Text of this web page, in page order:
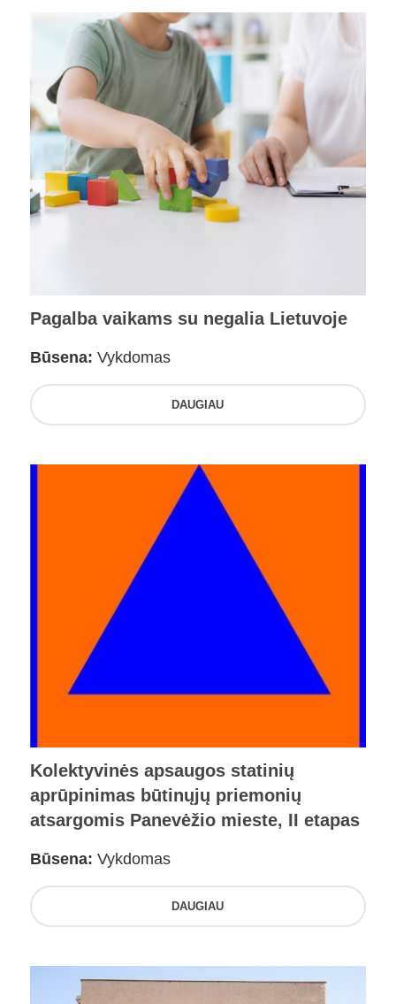
Pagalba vaikams su negalia Lietuvoje
Būsena: Vykdomas
DAUGIAU
Kolektyvinės apsaugos statinių
aprūpinimas būtinųjų priemonių
atsargomis Panevėžio mieste, II etapas
Būsena: Vykdomas
DAUGIAU